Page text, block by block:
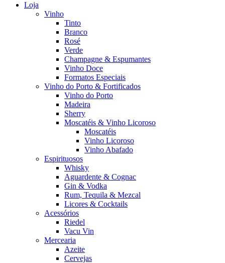
Loja
Vinho
Tinto
Branco
Rosé
Verde
Champagne & Espumantes
Vinho Doce
Formatos Especiais
Vinho do Porto & Fortificados
Vinho do Porto
Madeira
Sherry
Moscatéis & Vinho Licoroso
Moscatéis
Vinho Licoroso
Vinho Abafado
Espirituosos
Whisky
Aguardente & Cognac
Gin & Vodka
Rum, Tequila & Mezcal
Licores & Cocktails
Acessórios
Riedel
Vacu Vin
Mercearia
Azeite
Cervejas